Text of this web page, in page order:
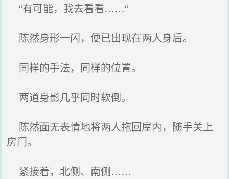
“有可能，我去看看……“
陈然身形一闪，便已出现在两人身后。
同样的手法，同样的位置。
两道身影几乎同时软倒。
陈然面无表情地将两人拖回屋内，随手关上
房门。
紧接着，北侧、南侧……